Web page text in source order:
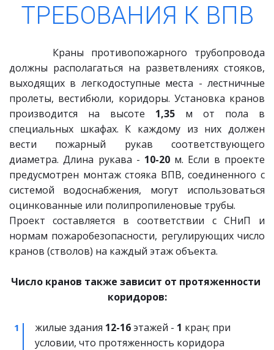
ТРЕБОВАНИЯ К ВПВ
Краны противопожарного трубопровода
должны располагаться на разветвлениях стояков,
выходящих в легкодоступные места - лестничные
пролеты, вестибюли, коридоры. Установка кранов
производится на высоте 1,35м от пола в
специальных шкафах. К каждому из них должен
вести пожарный рукав соответствующего
диаметра. Длина рукава - 10-20м. Если в проекте
предусмотрен монтаж стояка ВПВ, соединенного с
системой водоснабжения, могут использоваться
оцинкованные или полипропиленовые трубы.
Проект составляется в соответствии с СНиП и
нормам пожаробезопасности, регулирующих число
кранов (стволов) на каждый этаж объекта.
Число кранов также зависит от протяженности
коридоров:
жилые здания 12-16 этажей - 1 кран; при
условии, что протяженность коридора